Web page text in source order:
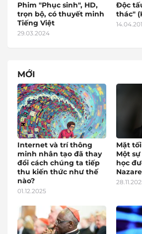
Phim "Phục sinh", HD,
trọn bộ, có thuyết minh
Tiếng Việt
29.03.2024
Độc
thác"
MỚI
Internet và trí thông
minh nhân tạo đã thay
đổi cách chúng ta tiếp
thu kiến thức như thế
nào?
01.12.2025
Mặt
Một
học